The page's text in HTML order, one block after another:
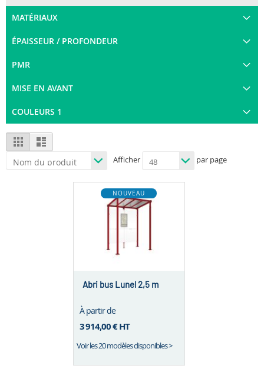
View
as
Grid List
Afficher par page
NOUVEAU
Abri bus Lunel 2,5 m
À partir de
3 914,00 €HT
Voir les 20 modèles disponibles >
MATÉRIAUX
ÉPAISSEUR / PROFONDEUR
PMR
MISE EN AVANT
COULEURS 1